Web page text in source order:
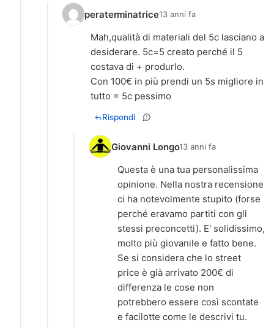
peraterminatrice13 anni fa
Mah,qualità di materiali del 5c lasciano a
desiderare. 5c=5 creato perché il 5
costava di + produrlo.
Con 100€ in più prendi un 5s migliore in
tutto = 5c pessimo
Rispondi
Giovanni Longo13 anni fa
Questa è una tua personalissima
opinione. Nella nostra recensione
ci ha notevolmente stupito (forse
perché eravamo partiti con gli
stessi preconcetti). E' solidissimo,
molto più giovanile e fatto bene.
Se si considera che lo street
price è già arrivato 200€ di
differenza le cose non
potrebbero essere così scontate
e facilotte come le descrivi tu.